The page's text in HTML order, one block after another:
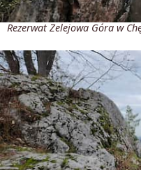
Rezerwat Zelejowa Góra w